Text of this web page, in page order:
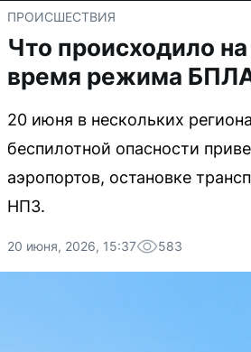
ПРОИСШЕСТВИЯ
Что происходило
время режима
20 июня в нескольких
беспилотной опасности
аэропортов, остановке
НПЗ.
20 июня, 2026, 15:37 583